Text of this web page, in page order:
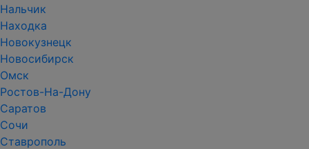
Нальчик
Находка
Новокузнецк
Новосибирск
Омск
Ростов-На-Дону
Саратов
Сочи
Ставрополь